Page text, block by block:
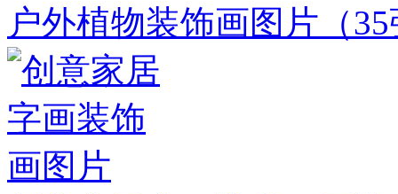
户外植物装饰画图片 （